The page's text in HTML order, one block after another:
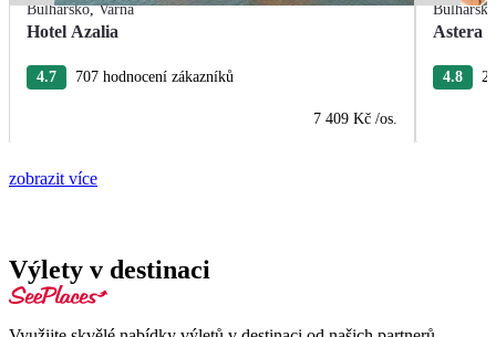
Bulharsko,Varna
Hotel Azalia
4.7 707 hodnocení zákazníků
7 409 Kč /os.
Bulharsko
Astera
4.8
zobrazit více
Výlety v destinaci